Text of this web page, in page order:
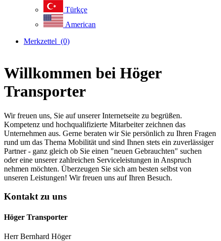
Türkçe
American
Merkzettel (0)
Willkommen bei Höger
Transporter
Wir freuen uns, Sie auf unserer Internetseite zu begrüßen.
Kompetenz und hochqualifizierte Mitarbeiter zeichnen das
Unternehmen aus. Gerne beraten wir Sie persönlich zu Ihren Fragen
rund um das Thema Mobilität und sind Ihnen stets ein zuverlässiger
Partner - ganz gleich ob Sie einen "neuen Gebrauchten" suchen
oder eine unserer zahlreichen Serviceleistungen in Anspruch
nehmen möchten. Überzeugen Sie sich am besten selbst von
unseren Leistungen! Wir freuen uns auf Ihren Besuch.
Kontakt zu uns
Höger Transporter
Herr Bernhard Höger